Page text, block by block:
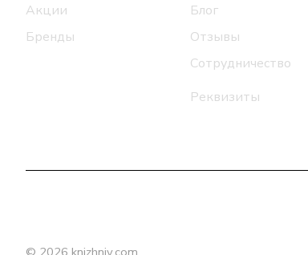
Акции
Бренды
Блог
Отзывы
Сотрудничество
Реквизиты